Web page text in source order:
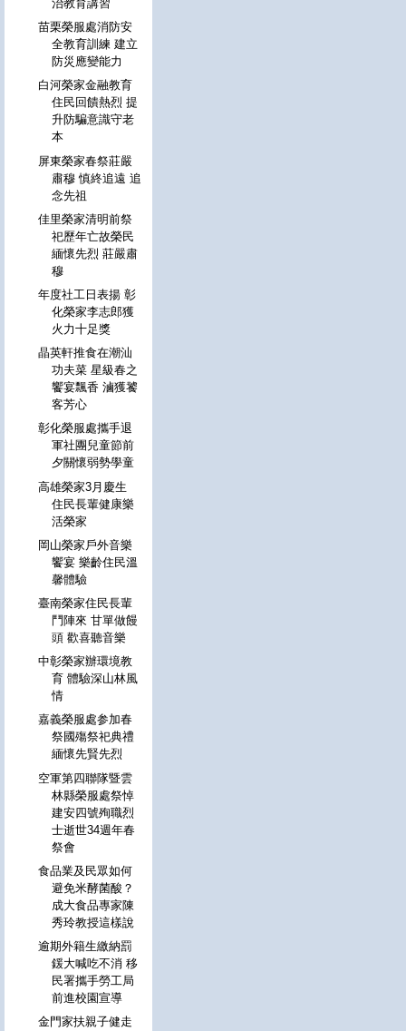
治教育講習
苗栗榮服處消防安
全教育訓練 建立
防災應變能力
白河榮家金融教育
住民回饋熱烈 提
升防騙意識守老
本
屏東榮家春祭莊嚴
肅穆 慎終追遠 追
念先祖
佳里榮家清明前祭
祀歷年亡故榮民
緬懷先烈 莊嚴肅
穆
年度社工日表揚 彰
化榮家李志郎獲
火力十足獎
晶英軒推食在潮汕
功夫菜 星級春之
饗宴飄香 滷獲饕
客芳心
彰化榮服處攜手退
軍社團兒童節前
夕關懷弱勢學童
高雄榮家3月慶生
住民長輩健康樂
活榮家
岡山榮家戶外音樂
饗宴 樂齡住民溫
馨體驗
臺南榮家住民長輩
鬥陣來 甘單做饅
頭 歡喜聽音樂
中彰榮家辦環境教
育 體驗深山林風
情
嘉義榮服處参加春
祭國殤祭祀典禮
緬懷先賢先烈
空軍第四聯隊暨雲
林縣榮服處祭悼
建安四號殉職烈
士逝世34週年春
祭會
食品業及民眾如何
避免米酵菌酸？
成大食品專家陳
秀玲教授這樣說
逾期外籍生繳納罰
鍰大喊吃不消 移
民署攜手勞工局
前進校園宣導
金門家扶親子健走